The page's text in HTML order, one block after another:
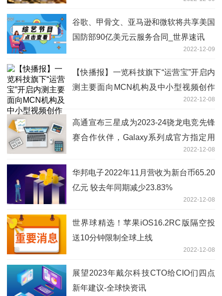
谷歌、甲骨文、亚马逊和微软将共享美国
国防部90亿美元云服务合同_世界速讯
2022-12-09
【快播报】一览科技旗下“运营宝”开启内
测主要面向MCN机构及中小型视频创作
2022-12-08
高通宣布三星成为2023-24骁龙电竞先锋
赛合作伙伴，Galaxy系列成官方指定用
2022-12-08
华邦电子2022年11月营收为新台币65.20
亿元 较去年同期减少23.83%
2022-12-08
世界球精选！苹果iOS16.2RC版隔空投
送10分钟限制全球上线
2022-12-08
展望2023年戴尔科技CTO给CIO们四点
新年建议-全球快资讯